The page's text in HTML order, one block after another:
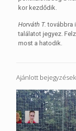
kor kezdődik.
Horváth T. továbbra
találatot jegyez.
most a hatodik.
Ajánlott bejegyzések